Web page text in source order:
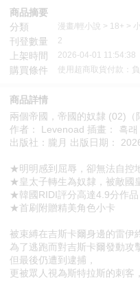
商品摘要
分類
漫畫/輕小說 > 18+ >
刊登數量 2
上架時間 2026-04-01 11:54:38
購買條件 使用超商取貨付款：
商品詳情
兩個帝國，帝國的奴隸 (02)（
作者： Levenoad 插畫： 흑
出版社：朧月 出版日期：
★明明感到屈辱，卻無法自
★皇太子轉生為奴隸，被敵國
★韓國RIDI評分高達4.9分作品
★首刷附贈精美角色小卡
被束縛在吉斯卡爾身邊的雷伊
為了逃跑而對吉斯卡爾發動攻
但最後仍遭到逮捕，
更被眾人視為斯特拉斯的刺客